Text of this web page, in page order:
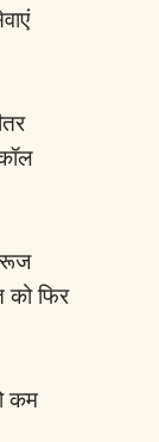
को फिर
कम